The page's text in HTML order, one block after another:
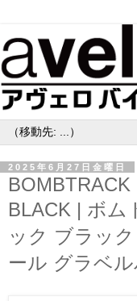
2025年6月27日金曜日
BLACK | ボム
ック ブラッ
ール グラベル